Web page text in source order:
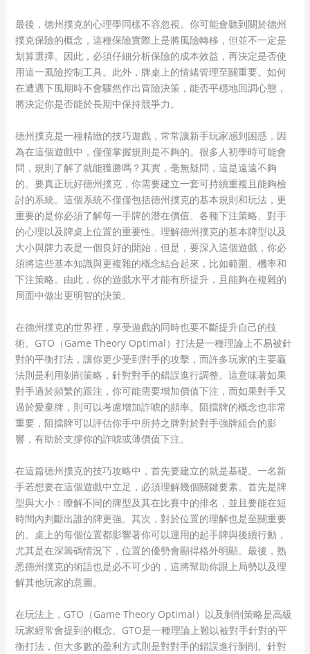
最後，德州撲克的心理學同樣不容忽視。你可能會聽到關於德州
撲克保險的概念，這種保險實際上是將風險轉移，但並不一定是
划算選擇。因此，必須仔細分析保險的成本效益，再決定是否使
用這一風險控制工具。此外，牌桌上的情緒管理至關重要。如何
在遭遇下風期時不會驟然作出冒險決策，能否平穩地回調心態，
將決定你是否能於長期中保持競爭力。
德州撲克是一種精緻的技巧遊戲，常常讓新手玩家感到困惑，因
為在這個遊戲中，僅僅掌握規則是不夠的。很多人初學時可能會
問，規則了解了就能獲勝嗎？其實，毫無疑問，這是遠遠不夠
的。要真正玩好德州撲克，你需要建立一套可持續重複且能夠檢
討的系統。這個系統不僅僅包括德州撲克的基本規則和玩法，更
重要的是你必須了解每一手牌的潛在價值、各種下注策略、對手
的心理以及牌桌上位置的重要性。理解德州撲克的基本牌型以及
大小與牌力表是一個良好的開始，但是，要深入這個遊戲，你必
須將這些基本知識與更複雜的概念結合起來，比如範圍、機率和
下注策略。由此，你的遊戲水平才能有所提升，且能夠在複雜的
局面中做出更明智的決策。
在德州撲克的世界裡，享受遊戲的同時也要不斷提升自己的技
術。GTO（Game Theory Optimal）打法是一種理論上不易被針
對的平衡打法，讓你更少受到對手的攻擊，而許多玩家的主要贏
法則是利用剝削策略，針對對手的錯誤進行調整。這意味著如果
對手過於頻繁的跟注，你可能需要增加價值下注，而如果對手又
過於愛棄牌，則可以考慮增加詐唬的頻率。阻擋牌的概念也非常
重要，阻擋牌可以評估你手中所持之牌對於對手強牌組合的影
響，有助於支撐你的詐唬或薄價值下注。
在這篇德州撲克的技巧攻略中，首先要建立的就是基礎。一名新
手若想要在這個遊戲中立足，必須理解幾個關鍵要素。首先是牌
型與大小：瞭解不同的牌型及其在比賽中的排名，並且要能在短
時間內判斷出誰的牌更強。其次，對於位置的理解也是至關重要
的。桌上的每個位置都影響著你可以運用的起手牌與後續行動，
尤其是在深籌碼情況下，位置的優勢會顯得格外明顯。最後，熟
悉德州撲克的術語也是必不可少的，這將幫助你跟上局勢以及理
解其他玩家的意圖。
在玩法上，GTO（Game Theory Optimal）以及剝削策略是高級
玩家經常會提到的概念。GTO是一種理論上難以被對手針對的平
衡打法，但大多數的盈利方式則是對對手的錯誤進行剝削。針對